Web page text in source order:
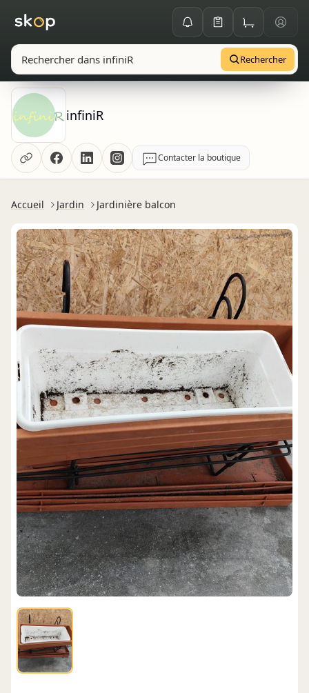
Rechercher
infiniR
Contacter la boutique
Accueil Jardin Jardinière balcon